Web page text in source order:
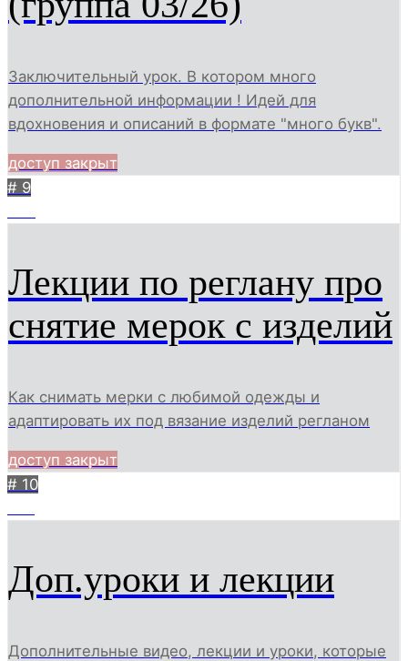
Заключительный урок. В котором много
дополнительной информации ! Идей для
вдохновения и описаний в формате "много букв".
доступ закрыт
# 9
Лекции по реглану про
снятие мерок с изделий
Как снимать мерки с любимой одежды и
адаптировать их под вязание изделий регланом
доступ закрыт
# 10
Доп.уроки и лекции
Дополнительные видео, лекции и уроки, которые